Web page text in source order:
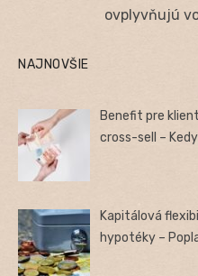
ovplyvňujú
NAJNOVŠIE
Benefit pre
cross-sell –
Kapitálová
hypotéky –